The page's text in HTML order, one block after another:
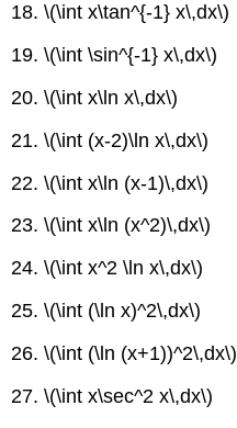
18.\(\int x\tan^{-1} x\,dx\)
19.\(\int \sin^{-1} x\,dx\)
20.\(\int x\ln x\,dx\)
21.\(\int (x-2)\ln x\,dx\)
22.\(\int x\ln (x-1)\,dx\)
23.\(\int x\ln (x^2)\,dx\)
24.\(\int x^2 \ln x\,dx\)
25.\(\int (\ln x)^2\,dx\)
26.\(\int (\ln (x+1))^2\,dx\)
27.\(\int x\sec^2 x\,dx\)